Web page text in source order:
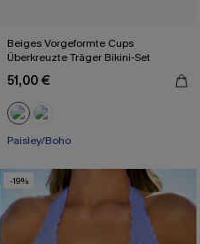
Beiges Vorgeformte Cups
Überkreuzte Träger Bikini-Set
51,00 €
Paisley/Boho
-19%